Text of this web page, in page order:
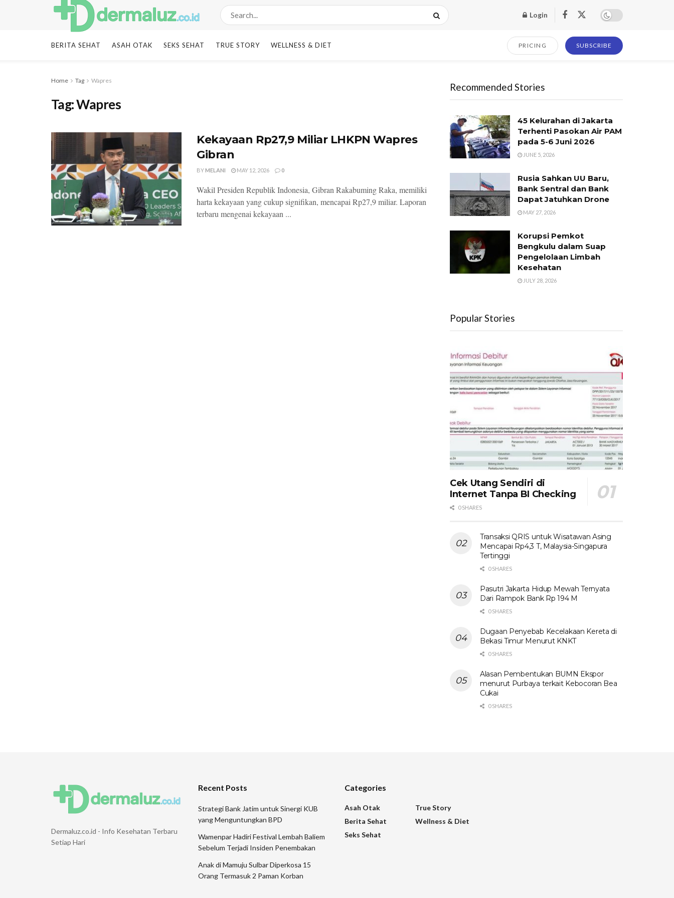
Login
BERITA SEHAT ASAH OTAK SEKS SEHAT TRUE STORY WELLNESS & DIET PRICING SUBSCRIBE
Home Tag Wapres
Tag:Wapres
Kekayaan Rp27,9 Miliar LHKPN Wapres
Gibran
BYMELANI MAY 12, 2026 0
Wakil Presiden Republik Indonesia, Gibran Rakabuming Raka, memiliki
harta kekayaan yang cukup signifikan, mencapai Rp27,9 miliar. Laporan
terbaru mengenai kekayaan ...
Recommended Stories
45 Kelurahan di Jakarta
Terhenti Pasokan Air PAM
pada 5-6 Juni 2026
JUNE 5, 2026
Rusia Sahkan UU Baru,
Bank Sentral dan Bank
Dapat Jatuhkan Drone
MAY 27, 2026
Korupsi Pemkot
Bengkulu dalam Suap
Pengelolaan Limbah
Kesehatan
JULY 28, 2026
Popular Stories
Cek Utang Sendiri di
Internet Tanpa BI Checking
0 SHARES
Transaksi QRIS untuk Wisatawan Asing
Mencapai Rp4,3 T, Malaysia-Singapura
Tertinggi
0 SHARES
Pasutri Jakarta Hidup Mewah Ternyata
Dari Rampok Bank Rp 194 M
0 SHARES
Dugaan Penyebab Kecelakaan Kereta di
Bekasi Timur Menurut KNKT
0 SHARES
Alasan Pembentukan BUMN Ekspor
menurut Purbaya terkait Kebocoran Bea
Cukai
0 SHARES
Dermaluz.co.id - Info Kesehatan Terbaru
Setiap Hari
Recent Posts
Strategi Bank Jatim untuk Sinergi KUB
yang Menguntungkan BPD
Wamenpar Hadiri Festival Lembah Baliem
Sebelum Terjadi Insiden Penembakan
Anak di Mamuju Sulbar Diperkosa 15
Orang Termasuk 2 Paman Korban
Categories
Asah Otak
Berita Sehat
Seks Sehat
True Story
Wellness & Diet